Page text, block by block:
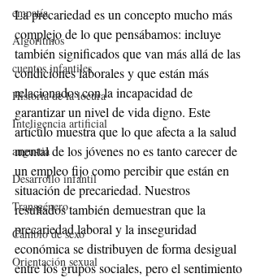
empatía
Algoritmos
cuentos infantiles
Historia de la locura
Inteligencia artificial
angustia
Desarrollo infantil
Transgénero
Cambio de sexo
Orientación sexual
La precariedad es un concepto mucho más
complejo de lo que pensábamos: incluye
también significados que van más allá de las
condiciones laborales y que están más
relacionados con la incapacidad de
garantizar un nivel de vida digno. Este
artículo muestra que lo que afecta a la salud
mental de los jóvenes no es tanto carecer de
un empleo fijo como percibir que están en
situación de precariedad. Nuestros
resultados también demuestran que la
precariedad laboral y la inseguridad
económica se distribuyen de forma desigual
entre los grupos sociales, pero el sentimiento